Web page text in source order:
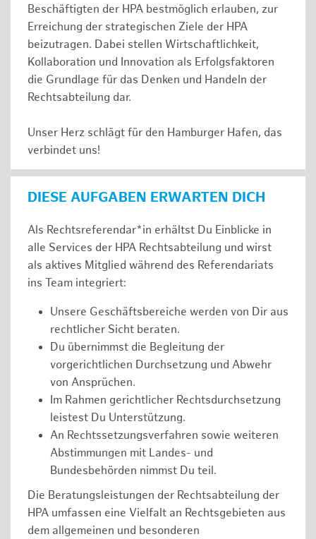
Beschäftigten der HPA bestmöglich erlauben, zur
Erreichung der strategischen Ziele der HPA
beizutragen. Dabei stellen Wirtschaftlichkeit,
Kollaboration und Innovation als Erfolgsfaktoren
die Grundlage für das Denken und Handeln der
Rechtsabteilung dar.
Unser Herz schlägt für den Hamburger Hafen, das
verbindet uns!
DIESE AUFGABEN ERWARTEN DICH
Als Rechtsreferendar*in erhältst Du Einblicke in
alle Services der HPA Rechtsabteilung und wirst
als aktives Mitglied während des Referendariats
ins Team integriert:
Unsere Geschäftsbereiche werden von Dir aus
rechtlicher Sicht beraten.
Du übernimmst die Begleitung der
vorgerichtlichen Durchsetzung und Abwehr
von Ansprüchen.
Im Rahmen gerichtlicher Rechtsdurchsetzung
leistest Du Unterstützung.
An Rechtssetzungsverfahren sowie weiteren
Abstimmungen mit Landes- und
Bundesbehörden nimmst Du teil.
Die Beratungsleistungen der Rechtsabteilung der
HPA umfassen eine Vielfalt an Rechtsgebieten aus
dem allgemeinen und besonderen